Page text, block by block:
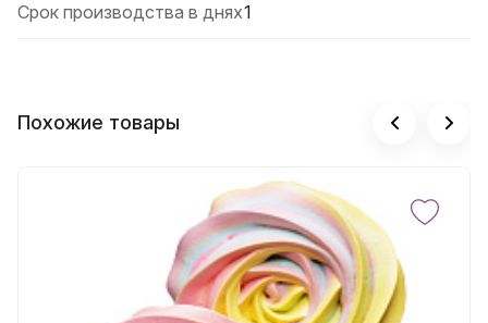
Срок производства в днях1
Похожие товары